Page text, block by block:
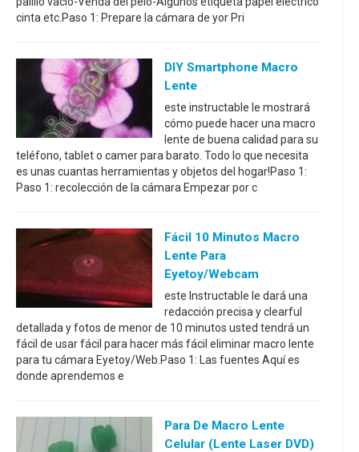
cinta etc.Paso 1: Prepare la cámara de yor Pri
DIY Smartphone Macro
Lente
este instructable le mostrará
cómo puede hacer una macro
lente de buena calidad para su
teléfono, tablet o camer para barato. Todo lo que necesita
es unas cuantas herramientas y objetos del hogar!Paso 1:
Paso 1: recolección de la cámara Empezar por c
Fácil 10 Minutos Macro
Lente Para
Eyetoy/Webcam
este Instructable le dará una
redacción precisa y clearful
detallada y fotos de menor de 10 minutos usted tendrá un
fácil de usar fácil para hacer más fácil eliminar macro lente
para tu cámara Eyetoy/Web.Paso 1: Las fuentes Aquí es
donde aprendemos e
Para De Macro Lente
Celular (lente Laser DVD)